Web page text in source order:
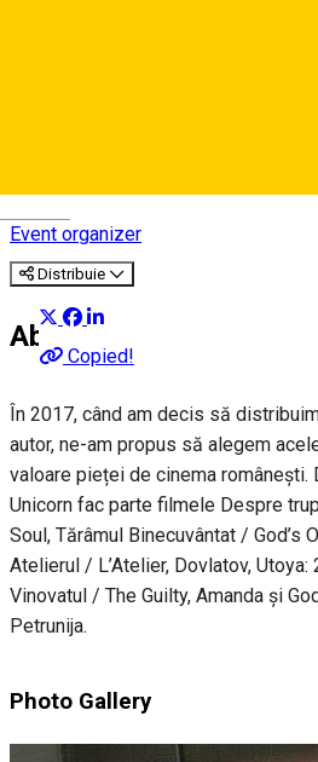
Event organizer
Distribuie
Copied!
About
În 2017, când am decis să
autor, ne-am propus să alegem
valoare pieței de cinema românești.
Unicorn fac parte filmele Despre
Soul, Tărâmul Binecuvântat / God’s
Atelierul / L’Atelier, Dovlatov,
Vinovatul / The Guilty, Amanda și
Petrunija.
Photo Gallery